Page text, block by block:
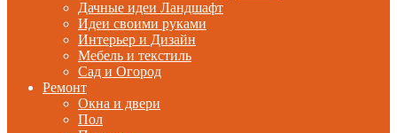
Дачные идеи Ландшафт
Идеи своими руками
Интерьер и Дизайн
Мебель и текстиль
Сад и Огород
Ремонт
Окна и двери
Пол